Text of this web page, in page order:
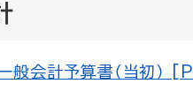
会計予算書（当初）